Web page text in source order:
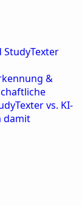
&
vs. KI-
damit